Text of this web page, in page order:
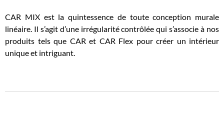
CAR MIX est la quintessence de toute conception murale
linéaire. Il s’agit d’une irrégularité contrôlée qui s’associe à nos
produits tels que CAR et CAR Flex pour créer un intérieur
unique et intriguant.